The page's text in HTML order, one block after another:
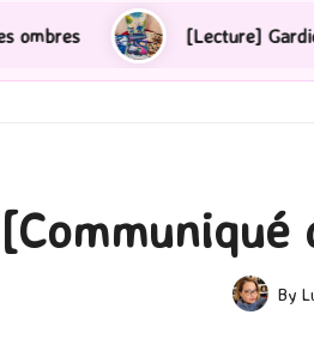
[Lecture] Gardiens des cités
[Communiqué
Posted
By